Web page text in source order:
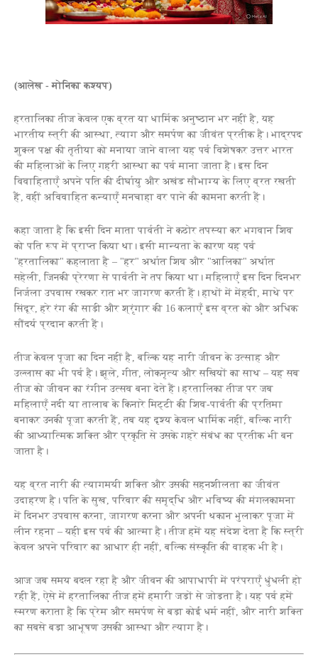
(आलेख - मोनिका कश्यप)
हरतालिका तीज केवल एक व्रत या धार्मिक अनुष्ठान भर नहीं है, यह
भारतीय स्त्री की आस्था, त्याग और समर्पण का जीवंत प्रतीक है। भाद्रपद
शुक्ल पक्ष की तृतीया को मनाया जाने वाला यह पर्व विशेषकर उत्तर भारत
की महिलाओं के लिए गहरी आस्था का पर्व माना जाता है। इस दिन
विवाहिताएँ अपने पति की दीर्घायु और अखंड सौभाग्य के लिए व्रत रखती
हैं, वहीं अविवाहित कन्याएँ मनचाहा वर पाने की कामना करती हैं।
कहा जाता है कि इसी दिन माता पार्वती ने कठोर तपस्या कर भगवान शिव
को पति रूप में प्राप्त किया था। इसी मान्यता के कारण यह पर्व
"हरतालिका" कहलाता है – "हर" अर्थात शिव और "आलिका" अर्थात
सहेली, जिनकी प्रेरणा से पार्वती ने तप किया था। महिलाएँ इस दिन दिनभर
निर्जला उपवास रखकर रात भर जागरण करती हैं। हाथों में मेंहदी, माथे पर
सिंदूर, हरे रंग की साड़ी और श्रृंगार की 16 कलाएँ इस व्रत को और अधिक
सौंदर्य प्रदान करती हैं।
तीज केवल पूजा का दिन नहीं है, बल्कि यह नारी जीवन के उत्साह और
उल्लास का भी पर्व है। झूले, गीत, लोकनृत्य और सखियों का साथ – यह सब
तीज को जीवन का रंगीन उत्सव बना देते हैं। हरतालिका तीज पर जब
महिलाएँ नदी या तालाब के किनारे मिट्टी की शिव-पार्वती की प्रतिमा
बनाकर उनकी पूजा करती हैं, तब यह दृश्य केवल धार्मिक नहीं, बल्कि नारी
की आध्यात्मिक शक्ति और प्रकृति से उसके गहरे संबंध का प्रतीक भी बन
जाता है।
यह व्रत नारी की त्यागमयी शक्ति और उसकी सहनशीलता का जीवंत
उदाहरण है। पति के सुख, परिवार की समृद्धि और भविष्य की मंगलकामना
में दिनभर उपवास करना, जागरण करना और अपनी थकान भुलाकर पूजा में
लीन रहना – यही इस पर्व की आत्मा है। तीज हमें यह संदेश देता है कि स्त्री
केवल अपने परिवार का आधार ही नहीं, बल्कि संस्कृति की वाहक भी है।
आज जब समय बदल रहा है और जीवन की आपाधापी में परंपराएँ धुंधली हो
रही हैं, ऐसे में हरतालिका तीज हमें हमारी जड़ों से जोड़ता है। यह पर्व हमें
स्मरण कराता है कि प्रेम और समर्पण से बड़ा कोई धर्म नहीं, और नारी शक्ति
का सबसे बड़ा आभूषण उसकी आस्था और त्याग है।